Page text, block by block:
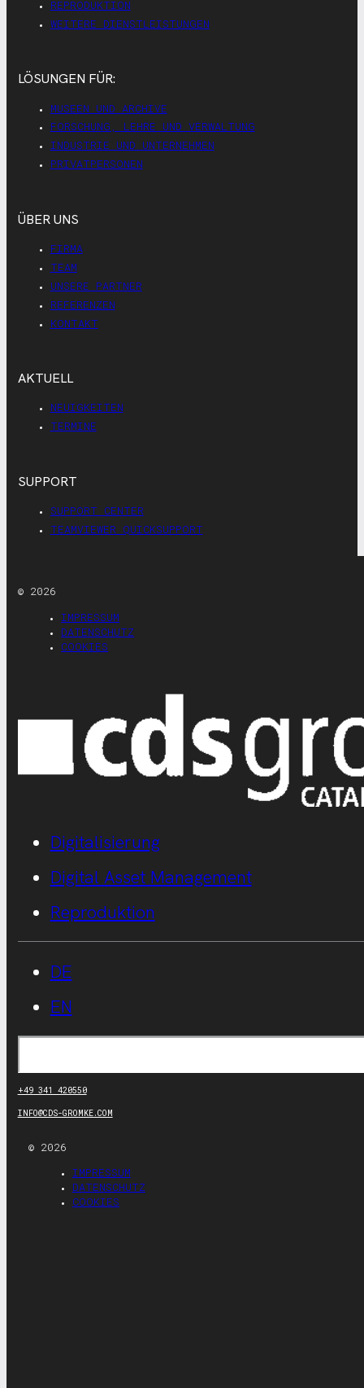
REPRODUKTION
WEITERE DIENSTLEISTUNGEN
LÖSUNGEN FÜR:
MUSEEN UND ARCHIVE
FORSCHUNG, LEHRE UND VERWALTUNG
INDUSTRIE UND UNTERNEHMEN
PRIVATPERSONEN
ÜBER UNS
FIRMA
TEAM
UNSERE PARTNER
REFERENZEN
KONTAKT
AKTUELL
NEUIGKEITEN
TERMINE
SUPPORT
SUPPORT CENTER
TEAMVIEWER QUICKSUPPORT
© 2026
IMPRESSUM
DATENSCHUTZ
COOKIES
Digitalisierung
Digital Asset Management
Reproduktion
DE
EN
Suchen
+49 341 420550
INFO@CDS-GROMKE.COM
© 2026
IMPRESSUM
DATENSCHUTZ
COOKIES